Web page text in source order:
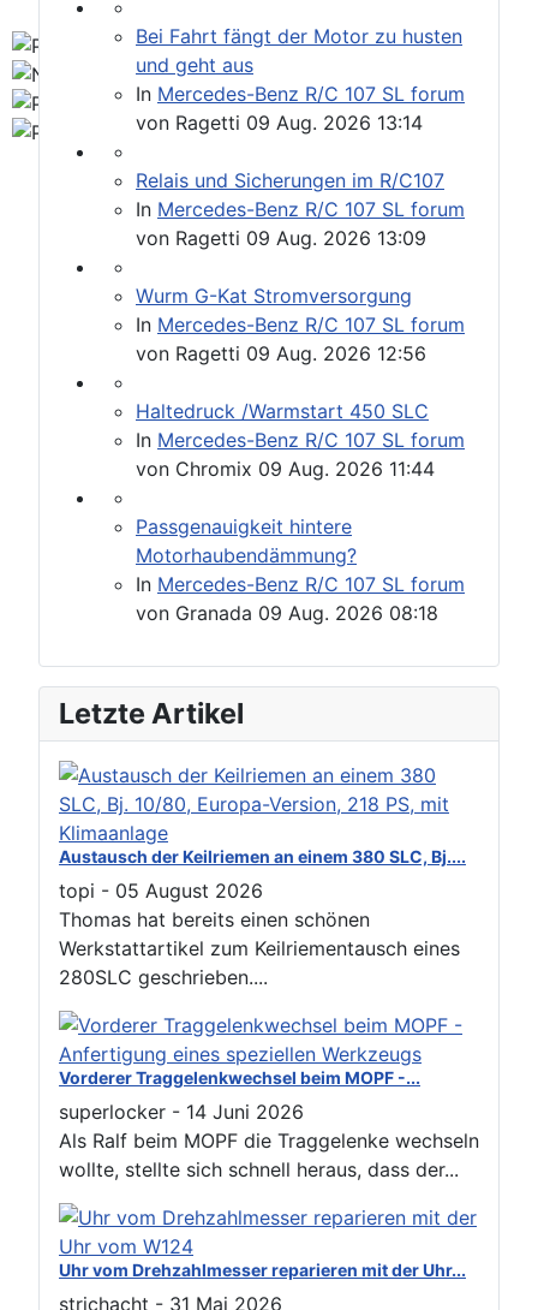
Bei Fahrt fängt der Motor zu husten
und geht aus
In Mercedes-Benz R/C 107 SL forum
von Ragetti 09 Aug. 2026 13:14
Relais und Sicherungen im R/C107
In Mercedes-Benz R/C 107 SL forum
von Ragetti 09 Aug. 2026 13:09
Wurm G-Kat Stromversorgung
In Mercedes-Benz R/C 107 SL forum
von Ragetti 09 Aug. 2026 12:56
Haltedruck /Warmstart 450 SLC
In Mercedes-Benz R/C 107 SL forum
von Chromix 09 Aug. 2026 11:44
Passgenauigkeit hintere
Motorhaubendämmung?
In Mercedes-Benz R/C 107 SL forum
von Granada 09 Aug. 2026 08:18
Letzte Artikel
Austausch der Keilriemen an einem 380 SLC, Bj....
topi - 05 August 2026
Thomas hat bereits einen schönen
Werkstattartikel zum Keilriementausch eines
280SLC geschrieben....
Vorderer Traggelenkwechsel beim MOPF -...
superlocker - 14 Juni 2026
Als Ralf beim MOPF die Traggelenke wechseln
wollte, stellte sich schnell heraus, dass der...
Uhr vom Drehzahlmesser reparieren mit der Uhr...
strichacht - 31 Mai 2026